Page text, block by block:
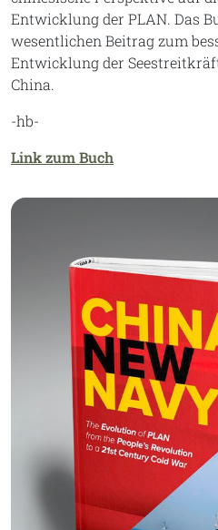
Entwicklung der PLAN. Das
wesentlichen Beitrag zum
Entwicklung der
China.
-hb-
Link zum Buch